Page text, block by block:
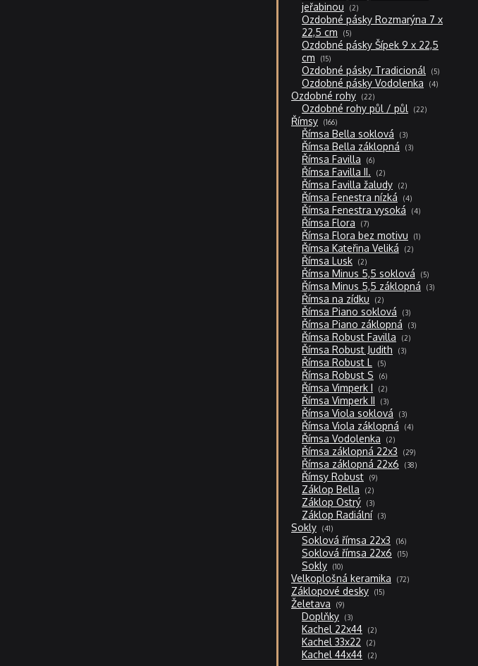
jeřabinou
22
produkty
Ozdobné pásky Rozmarýna 7 x
22,5 cm
55
produktů
Ozdobné pásky Šípek 9 x 22,5
cm
1515
produktů
Ozdobné pásky Tradicionál 55
produktů
Ozdobné pásky Vodolenka 44
produkty
Ozdobné rohy 2222
produktů
Ozdobné rohy půl / půl 2222
produktů
Římsy 166166
produktů
Římsa Bella soklová 33
produkty
Římsa Bella záklopná 33
produkty
Římsa Favilla 66
produktů
Římsa Favilla II. 22
produkty
Římsa Favilla žaludy 22
produkty
Římsa Fenestra nízká 44
produkty
Římsa Fenestra vysoká 44
produkty
Římsa Flora 77
produktů
Římsa Flora bez motivu 11
produkt
Římsa Kateřina Veliká 22
produkty
Římsa Lusk 22
produkty
Římsa Minus 5,5 soklová 55
produktů
Římsa Minus 5,5 záklopná 33
produkty
Římsa na zídku 22
produkty
Římsa Piano soklová 33
produkty
Římsa Piano záklopná 33
produkty
Římsa Robust Favilla 22
produkty
Římsa Robust Judith 33
produkty
Římsa Robust L 55
produktů
Římsa Robust S 66
produktů
Římsa Vimperk I 22
produkty
Římsa Vimperk II 33
produkty
Římsa Viola soklová 33
produkty
Římsa Viola záklopná 44
produkty
Římsa Vodolenka 22
produkty
Římsa záklopná 22x3 2929
produktů
Římsa záklopná 22x6 3838
produktů
Římsy Robust 99
produktů
Záklop Bella 22
produkty
Záklop Ostrý 33
produkty
Záklop Radiální 33
produkty
Sokly 4141
produktů
Soklová římsa 22x3 1616
produktů
Soklová římsa 22x6 1515
produktů
Sokly 1010
produktů
Velkoplošná keramika 7272
produktů
Záklopové desky 1515
produktů
Želetava 99
produktů
Doplňky 33
produkty
Kachel 22x44 22
produkty
Kachel 33x22 22
produkty
Kachel 44x44 22
produkty